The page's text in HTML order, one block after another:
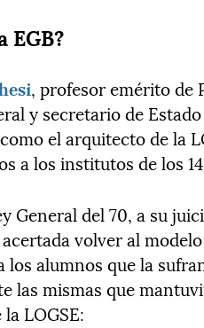
EGB?
, profesor emérito de
y secretario de
el arquitecto de la
a los institutos de los
General del 70, a su
volver al
los alumnos que la
las mismas que
LOGSE: